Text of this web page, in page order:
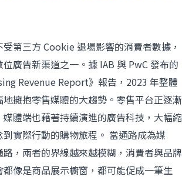
第三方 Cookie 退場影響的消費者數據，
廣告新渠道之一。據 IAB 與 PwC 發布的
Revenue Report》報告，2023 年整體
擁抱零售媒體的大趨勢。零售平台正逐漸
體端也藉著持續演進的廣告科技，大幅縮
實際行動的購物旅程。 當通路成為媒
，兩者的界線越來越模糊，消費者與品牌
像是商品展示櫥窗，都可能促成一筆生